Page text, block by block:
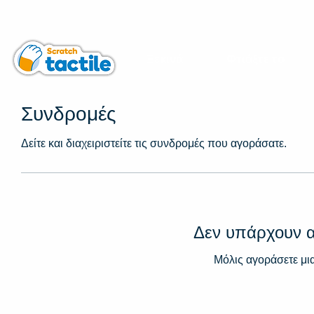
Συνδρομές
Δείτε και διαχειριστείτε τις συνδρομές που αγοράσατε.
Δεν υπάρχουν
Μόλις αγοράσετε